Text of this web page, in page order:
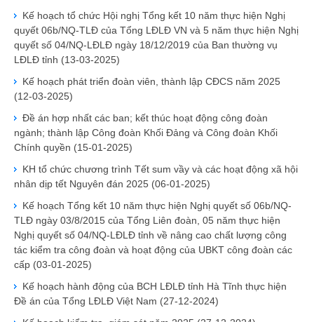
Kế hoạch tổ chức Hội nghị Tổng kết 10 năm thực hiện Nghị
quyết 06b/NQ-TLĐ của Tổng LĐLĐ VN và 5 năm thực hiện Nghị
quyết số 04/NQ-LĐLĐ ngày 18/12/2019 của Ban thường vụ
LĐLĐ tỉnh (13-03-2025)
Kế hoạch phát triển đoàn viên, thành lập CĐCS năm 2025
(12-03-2025)
Đề án hợp nhất các ban; kết thúc hoạt động công đoàn
ngành; thành lập Công đoàn Khối Đảng và Công đoàn Khối
Chính quyền (15-01-2025)
KH tổ chức chương trình Tết sum vầy và các hoạt động xã hội
nhân dịp tết Nguyên đán 2025 (06-01-2025)
Kế hoạch Tổng kết 10 năm thực hiện Nghị quyết số 06b/NQ-
TLĐ ngày 03/8/2015 của Tổng Liên đoàn, 05 năm thực hiện
Nghị quyết số 04/NQ-LĐLĐ tỉnh về nâng cao chất lượng công
tác kiểm tra công đoàn và hoạt động của UBKT công đoàn các
cấp (03-01-2025)
Kế hoạch hành động của BCH LĐLĐ tỉnh Hà Tĩnh thực hiện
Đề án của Tổng LĐLĐ Việt Nam (27-12-2024)